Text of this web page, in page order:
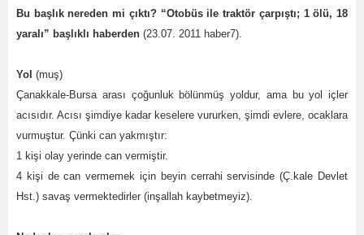
Bu başlık nereden mi çıktı? “Otobüs ile traktör çarpıştı; 1 ölü, 18
yaralı” başlıklı haberden (23.07. 2011 haber7).
Yol (muş)
Çanakkale-Bursa arası çoğunluk bölünmüş yoldur, ama bu yol içler
acısıdır. Acısı şimdiye kadar keselere vururken, şimdi evlere, ocaklara
vurmuştur. Çünki can yakmıştır:
1 kişi olay yerinde can vermiştir.
4 kişi de can vermemek için beyin cerrahi servisinde (Ç.kale Devlet
Hst.) savaş vermektedirler (inşallah kaybetmeyiz).